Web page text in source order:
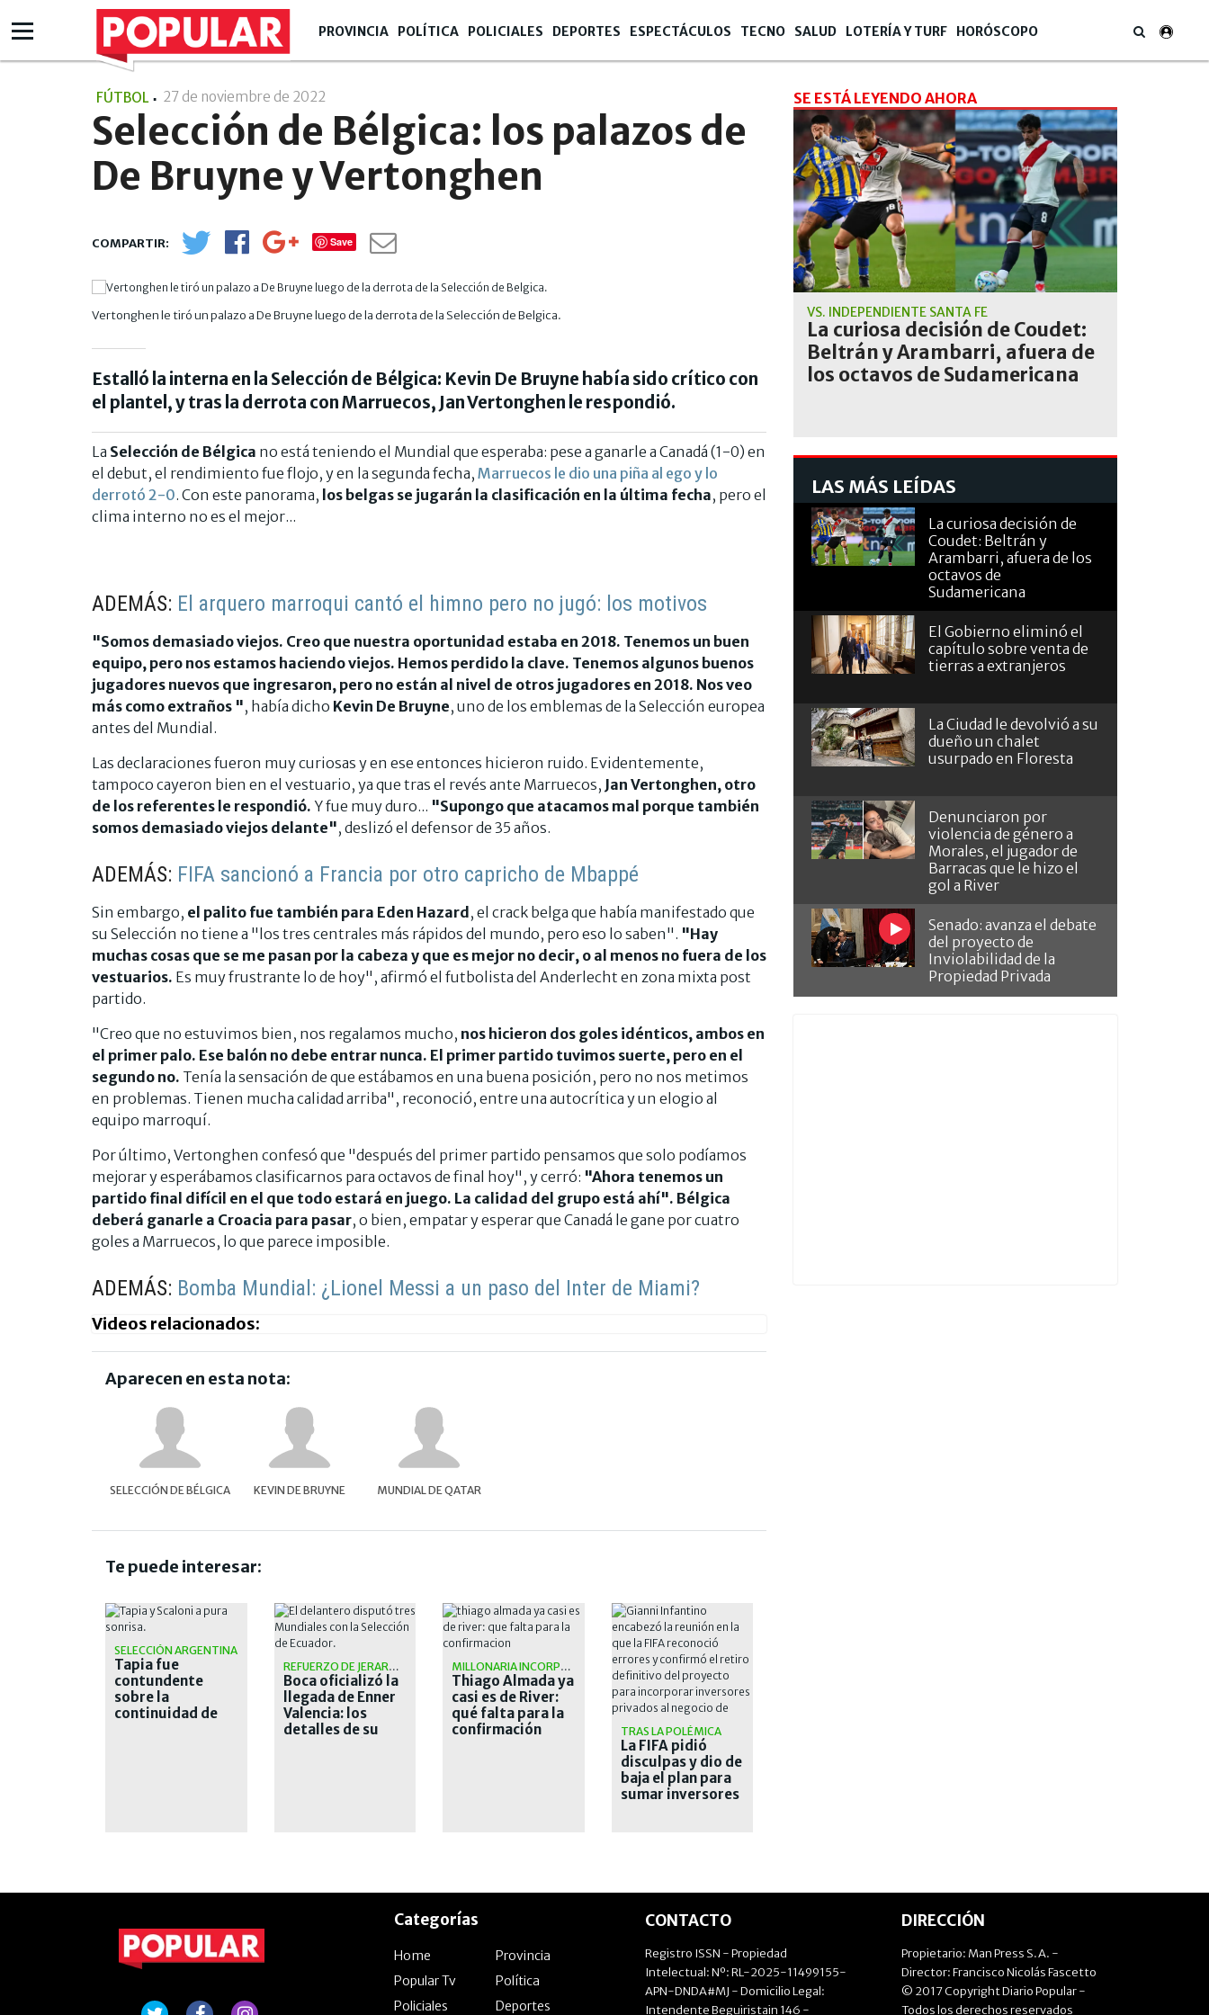
PROVINCIA POLÍTICA POLICIALES DEPORTES ESPECTÁCULOS TECNO SALUD LOTERÍA Y TURF HORÓSCOPO
FÚTBOL 27 de noviembre de 2022
Selección de Bélgica: los palazos de
De Bruyne y Vertonghen
Save
Vertonghen le tiró un palazo a De Bruyne luego de la derrota de la Selección de Belgica.
Estalló la interna en la Selección de Bélgica: Kevin De Bruyne había sido crítico con
el plantel, y tras la derrota con Marruecos, Jan Vertonghen le respondió.
La Selección de Bélgica no está teniendo el Mundial que esperaba: pese a ganarle a Canadá (1-0) en
el debut, el rendimiento fue flojo, y en la segunda fecha, Marruecos le dio una piña al ego y lo
derrotó 2-0. Con este panorama, los belgas se jugarán la clasificación en la última fecha, pero el
clima interno no es el mejor...
ADEMÁS: El arquero marroqui cantó el himno pero no jugó: los motivos
"Somos demasiado viejos. Creo que nuestra oportunidad estaba en 2018. Tenemos un buen
equipo, pero nos estamos haciendo viejos. Hemos perdido la clave. Tenemos algunos buenos
jugadores nuevos que ingresaron, pero no están al nivel de otros jugadores en 2018. Nos veo
más como extraños ", había dicho Kevin De Bruyne, uno de los emblemas de la Selección europea
antes del Mundial.
Las declaraciones fueron muy curiosas y en ese entonces hicieron ruido. Evidentemente,
tampoco cayeron bien en el vestuario, ya que tras el revés ante Marruecos, Jan Vertonghen, otro
de los referentes le respondió. Y fue muy duro... "Supongo que atacamos mal porque también
somos demasiado viejos delante", deslizó el defensor de 35 años.
ADEMÁS: FIFA sancionó a Francia por otro capricho de Mbappé
Sin embargo, el palito fue también para Eden Hazard, el crack belga que había manifestado que
su Selección no tiene a "los tres centrales más rápidos del mundo, pero eso lo saben". "Hay
muchas cosas que se me pasan por la cabeza y que es mejor no decir, o al menos no fuera de los
vestuarios. Es muy frustrante lo de hoy", afirmó el futbolista del Anderlecht en zona mixta post
partido.
"Creo que no estuvimos bien, nos regalamos mucho, nos hicieron dos goles idénticos, ambos en
el primer palo. Ese balón no debe entrar nunca. El primer partido tuvimos suerte, pero en el
segundo no. Tenía la sensación de que estábamos en una buena posición, pero no nos metimos
en problemas. Tienen mucha calidad arriba", reconoció, entre una autocrítica y un elogio al
equipo marroquí.
Por último, Vertonghen confesó que "después del primer partido pensamos que solo podíamos
mejorar y esperábamos clasificarnos para octavos de final hoy", y cerró: "Ahora tenemos un
partido final difícil en el que todo estará en juego. La calidad del grupo está ahí". Bélgica
deberá ganarle a Croacia para pasar, o bien, empatar y esperar que Canadá le gane por cuatro
goles a Marruecos, lo que parece imposible.
ADEMÁS: Bomba Mundial: ¿Lionel Messi a un paso del Inter de Miami?
Videos relacionados:
Aparecen en esta nota:
SELECCIÓN DE BÉLGICA KEVIN DE BRUYNE MUNDIAL DE QATAR
Te puede interesar:
SELECCIÓN ARGENTINA
Tapia fue
contundente
sobre la
continuidad de
REFUERZO DE JERARQUÍA
Boca oficializó la
llegada de Enner
Valencia: los
detalles de su
MILLONARIA INCORPORACIÓN
Thiago Almada ya
casi es de River:
qué falta para la
confirmación
TRAS LA POLÉMICA
La FIFA pidió
disculpas y dio de
baja el plan para
sumar inversores
SE ESTÁ LEYENDO AHORA
VS. INDEPENDIENTE SANTA FE
La curiosa decisión de Coudet:
Beltrán y Arambarri, afuera de
los octavos de Sudamericana
LAS MÁS LEÍDAS
La curiosa decisión de
Coudet: Beltrán y
Arambarri, afuera de los
octavos de
Sudamericana
El Gobierno eliminó el
capítulo sobre venta de
tierras a extranjeros
La Ciudad le devolvió a su
dueño un chalet
usurpado en Floresta
Denunciaron por
violencia de género a
Morales, el jugador de
Barracas que le hizo el
gol a River
Senado: avanza el debate
del proyecto de
Inviolabilidad de la
Propiedad Privada
Categorías
Home
Provincia
Popular Tv
Política
Policiales
Deportes
CONTACTO
Registro ISSN - Propiedad
Intelectual: Nº: RL-2025-11499155-
APN-DNDA#MJ - Domicilio Legal:
Intendente Beguiristain 146 -
DIRECCIÓN
Propietario: Man Press S.A. -
Director: Francisco Nicolás Fascetto
© 2017 Copyright Diario Popular -
Todos los derechos reservados